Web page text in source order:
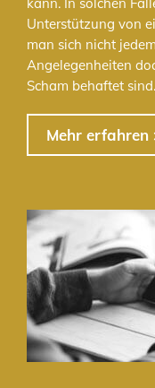
kann. In solchen
Unterstützung von
man sich nicht
Angelegenheiten
Scham behaftet sind.
Mehr erfahren